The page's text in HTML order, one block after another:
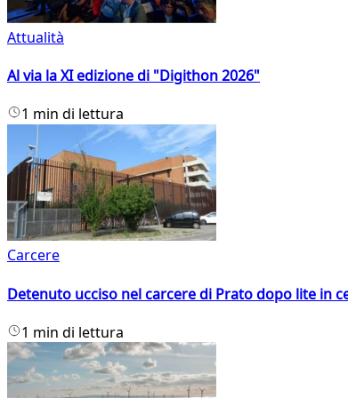
Attualità
Al via la XI edizione di "Digithon 2026"
1 min di lettura
Carcere
Detenuto ucciso nel carcere di Prato dopo lite in
1 min di lettura